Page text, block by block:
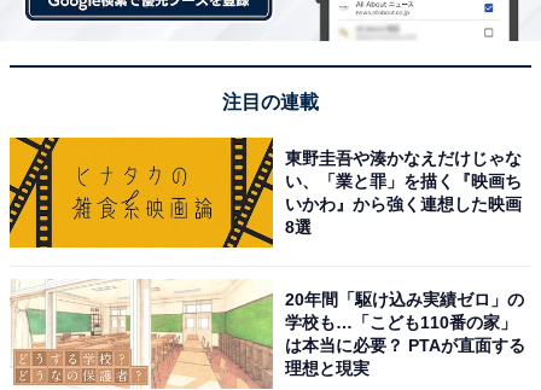
注目の連載
東野圭吾や湊かなえだけじゃな
い、「業と罪」を描く『映画ち
いかわ』から強く連想した映画
8選
20年間「駆け込み実績ゼロ」の
学校も…「こども110番の家」
は本当に必要？ PTAが直面する
理想と現実